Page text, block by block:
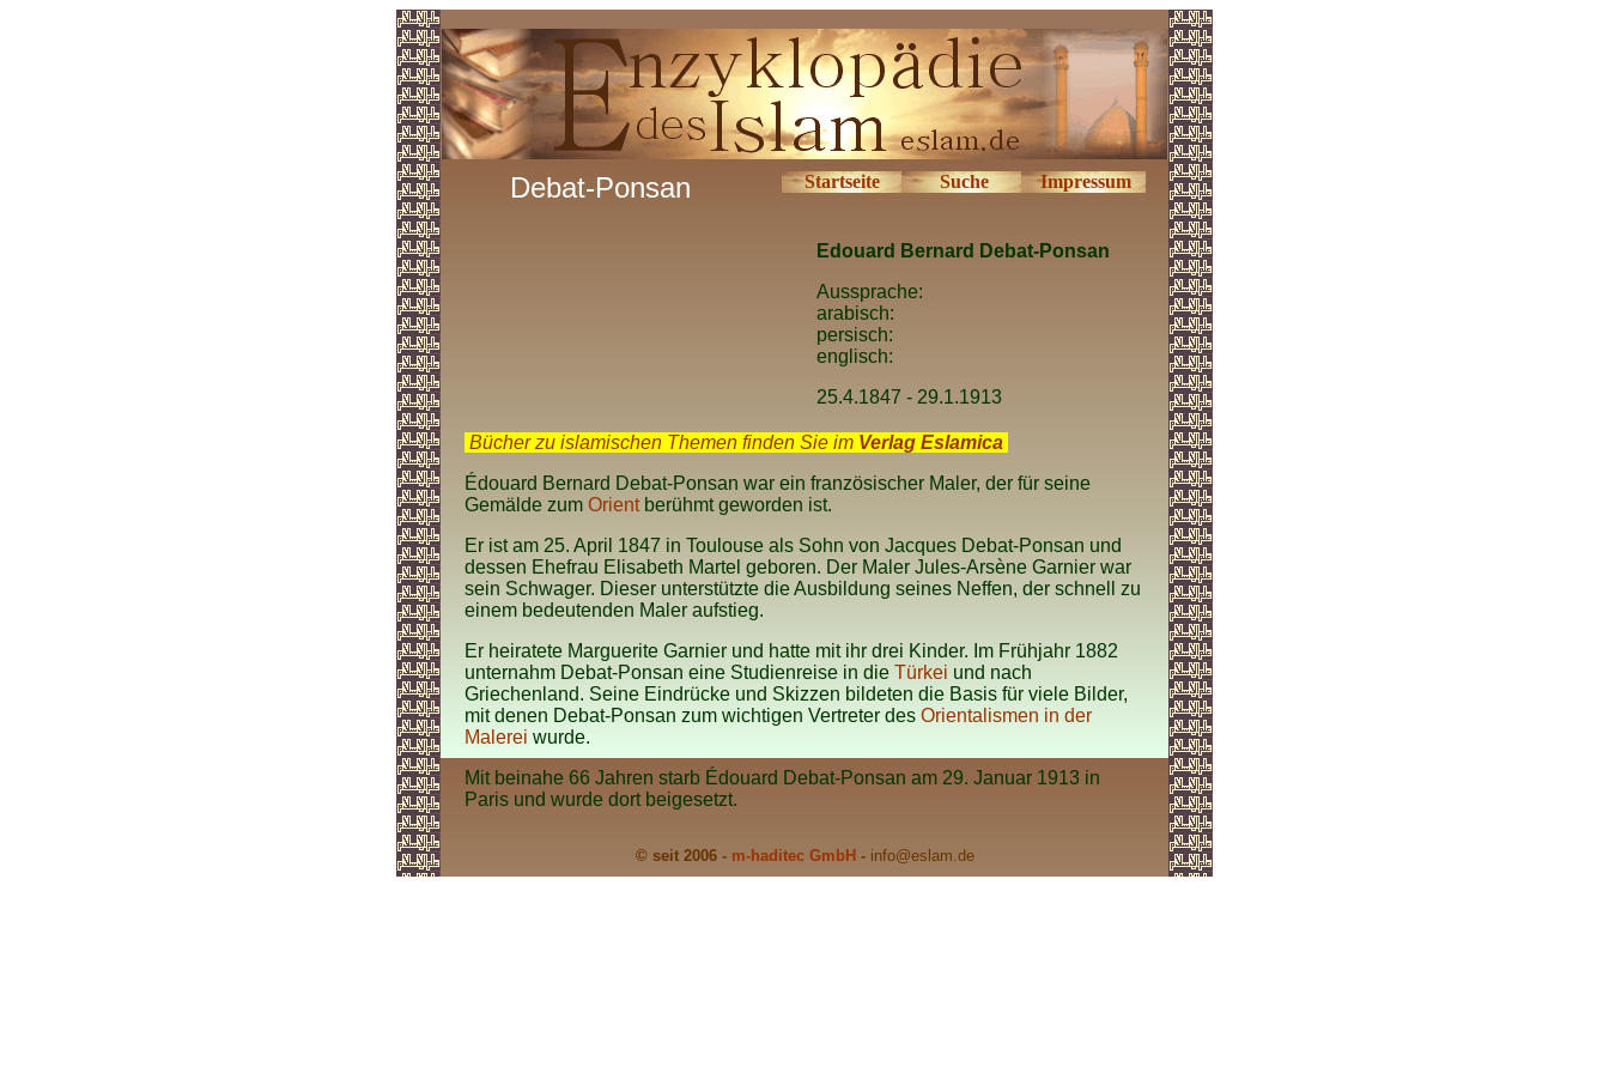
Debat-Ponsan Startseite Suche Impressum
Edouard Bernard Debat-Ponsan
Aussprache:
arabisch:
persisch:
englisch:
25.4.1847 - 29.1.1913
Bücher zu islamischen Themen finden Sie im Verlag Eslamica
Édouard Bernard Debat-Ponsan war ein französischer Maler, der für seine
Gemälde zum Orientberühmt geworden ist.
Er ist am 25. April 1847 in Toulouse als Sohn von Jacques Debat-Ponsan und
dessen Ehefrau Elisabeth Martel geboren. Der Maler Jules-Arsène Garnier war
sein Schwager. Dieser unterstützte die Ausbildung seines Neffen, der schnell zu
einem bedeutenden Maler aufstieg.
Er heiratete Marguerite Garnier und hatte mit ihr drei Kinder. Im Frühjahr 1882
unternahm Debat-Ponsan eine Studienreise in die Türkei und nach
Griechenland. Seine Eindrücke und Skizzen bildeten die Basis für viele Bilder,
mit denen Debat-Ponsan zum wichtigen Vertreter des Orientalismen in der
Malerei wurde.
Mit beinahe 66 Jahren starb Édouard Debat-Ponsan am 29. Januar 1913 in
Paris und wurde dort beigesetzt.
© seit 2006 - m-haditec GmbH - info@eslam.de